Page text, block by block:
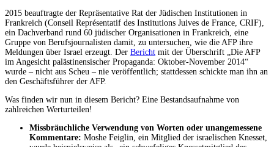
2015 beauftragte der Repräsentative Rat der Jüdischen Institutionen in
Frankreich (Conseil Représentatif des Institutions Juives de France, CRIF),
ein Dachverband rund 60 jüdischer Organisationen in Frankreich, eine
Gruppe von Berufsjournalisten damit, zu untersuchen, wie die AFP ihre
Meldungen über Israel erzeugt. Der Bericht mit der Überschrift „Die AFP
im Angesicht palästinensischer Propaganda: Oktober-November 2014“
wurde – nicht aus Scheu – nie veröffentlich; stattdessen schickte man ihn an
den Geschäftsführer der AFP.
Was finden wir nun in diesem Bericht? Eine Bestandsaufnahme von
zahlreichen Werturteilen!
Missbräuchliche Verwendung von Worten oder unangemessene
Kommentare: Moshe Feiglin, ein Mitglied der israelischen Knesset,